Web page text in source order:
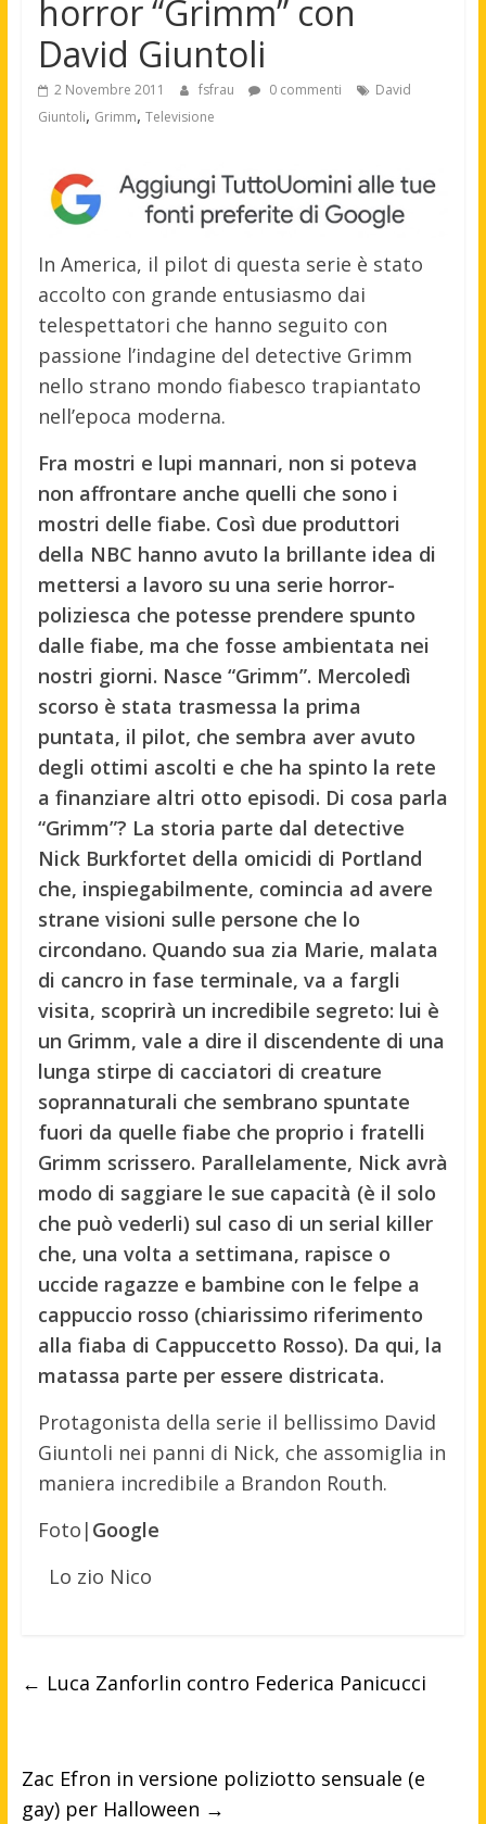
horror “Grimm” con
David Giuntoli
2 Novembre 2011 fsfrau 0 commenti
David
Giuntoli, Grimm, Televisione
In America, il pilot di questa serie è stato
accolto con grande entusiasmo dai
telespettatori che hanno seguito con
passione l’indagine del detective Grimm
nello strano mondo fiabesco trapiantato
nell’epoca moderna.
Fra mostri e lupi mannari, non si poteva
non affrontare anche quelli che sono i
mostri delle fiabe. Così due produttori
della NBC hanno avuto la brillante idea di
mettersi a lavoro su una serie horror-
poliziesca che potesse prendere spunto
dalle fiabe, ma che fosse ambientata nei
nostri giorni. Nasce “Grimm”. Mercoledì
scorso è stata trasmessa la prima
puntata, il pilot, che sembra aver avuto
degli ottimi ascolti e che ha spinto la rete
a finanziare altri otto episodi. Di cosa parla
“Grimm”? La storia parte dal detective
Nick Burkfortet della omicidi di Portland
che, inspiegabilmente, comincia ad avere
strane visioni sulle persone che lo
circondano. Quando sua zia Marie, malata
di cancro in fase terminale, va a fargli
visita, scoprirà un incredibile segreto: lui è
un Grimm, vale a dire il discendente di una
lunga stirpe di cacciatori di creature
soprannaturali che sembrano spuntate
fuori da quelle fiabe che proprio i fratelli
Grimm scrissero. Parallelamente, Nick avrà
modo di saggiare le sue capacità (è il solo
che può vederli) sul caso di un serial killer
che, una volta a settimana, rapisce o
uccide ragazze e bambine con le felpe a
cappuccio rosso (chiarissimo riferimento
alla fiaba di Cappuccetto Rosso). Da qui, la
matassa parte per essere districata.
Protagonista della serie il bellissimo David
Giuntoli nei panni di Nick, che assomiglia in
maniera incredibile a Brandon Routh.
Foto| Google
Lo zio Nico
← Luca Zanforlin contro Federica Panicucci
Zac Efron in versione poliziotto sensuale (e
gay) per Halloween →